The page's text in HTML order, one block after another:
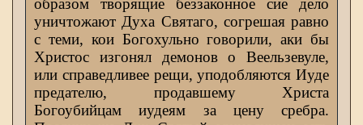
образом творящие беззаконное сие дело
уничтожают Духа Святаго, согрешая равно
с теми, кои Богохульно говорили, аки бы
Христос изгонял демонов о Веельзевуле,
или справедливее рещи, уподобляются Иуде
предателю, продавшему Христа
Богоубийцам иудеям за цену сребра.